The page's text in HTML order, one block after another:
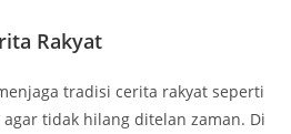
Rakyat
tradisi cerita rakyat seperti
agar tidak hilang ditelan zaman. Di